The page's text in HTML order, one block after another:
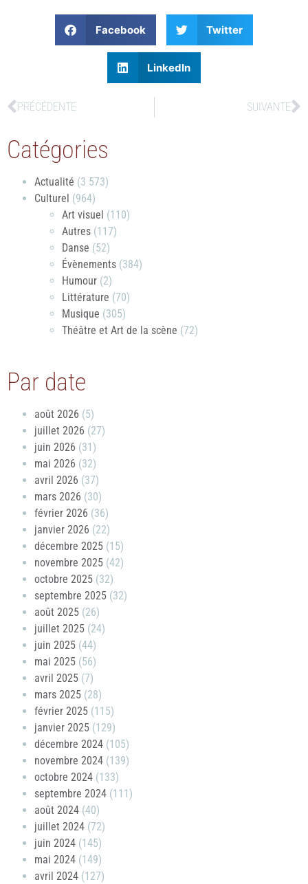
Facebook Twitter
LinkedIn
PRÉCÉDENTE SUIVANTE
Catégories
Actualité (3 573)
Culturel (964)
Art visuel (110)
Autres (117)
Danse (52)
Évènements (384)
Humour (2)
Littérature (70)
Musique (305)
Théâtre et Art de la scène (72)
Par date
août 2026 (5)
juillet 2026 (27)
juin 2026 (31)
mai 2026 (32)
avril 2026 (37)
mars 2026 (30)
février 2026 (36)
janvier 2026 (22)
décembre 2025 (15)
novembre 2025 (42)
octobre 2025 (32)
septembre 2025 (32)
août 2025 (26)
juillet 2025 (24)
juin 2025 (44)
mai 2025 (56)
avril 2025 (7)
mars 2025 (28)
février 2025 (115)
janvier 2025 (129)
décembre 2024 (105)
novembre 2024 (139)
octobre 2024 (133)
septembre 2024 (111)
août 2024 (40)
juillet 2024 (72)
juin 2024 (145)
mai 2024 (149)
avril 2024 (127)